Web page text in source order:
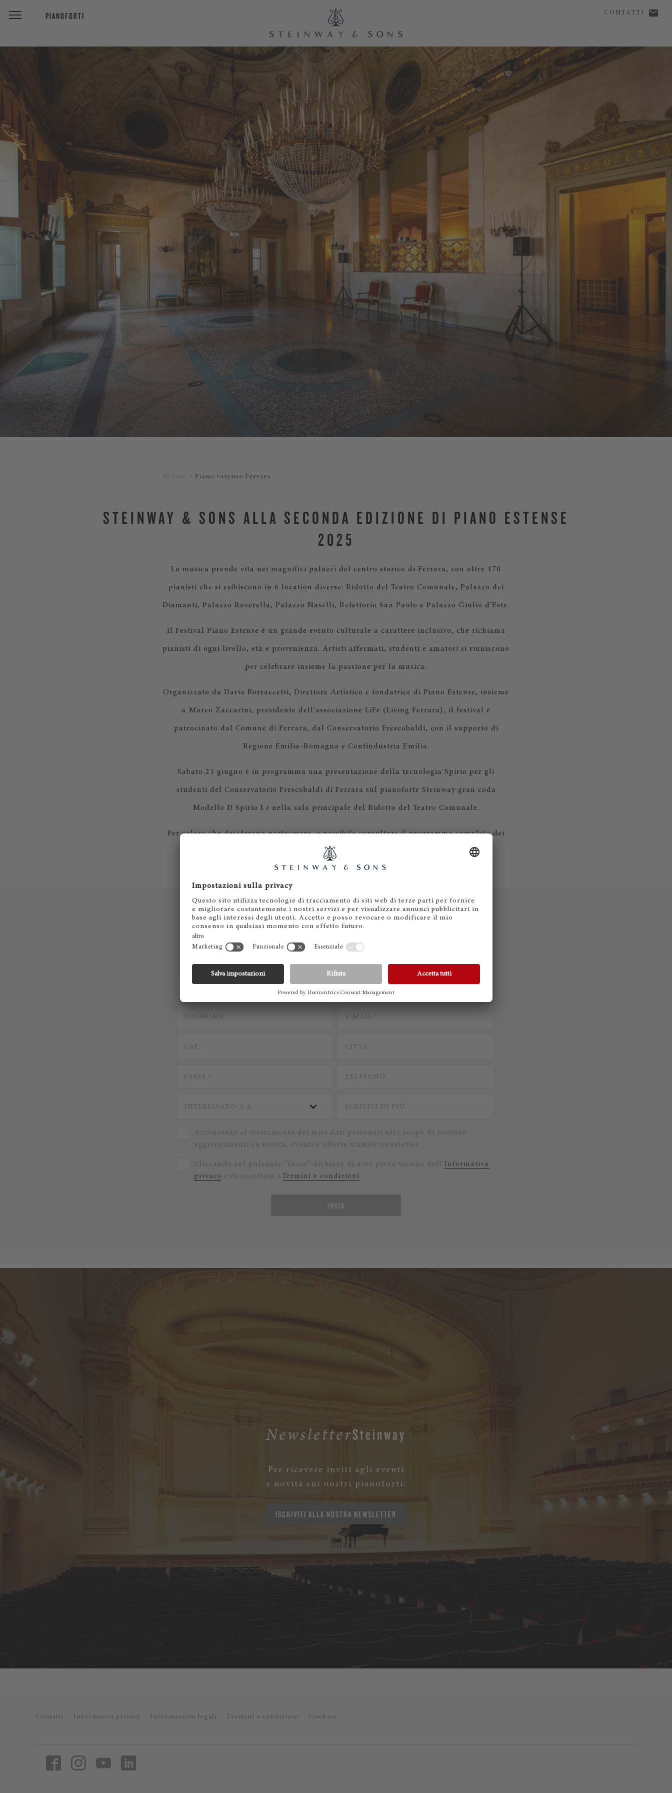
PIANOFORTI CONTATTI
Piano Estense Ferrara
STEINWAY & SONS ALLA SECONDA EDIZIONE DI PIANO ESTENSE
2025
La musica prende vita nei magnifici palazzi del centro storico di Ferrara, con oltre 170
pianisti che si esibiscono in 6 location diverse: Ridotto del Teatro Comunale, Palazzo dei
Diamanti, Palazzo Roverella, Palazzo Naselli, Refettorio San Paolo e Palazzo Giulio d'Este.
Il Festival Piano Estense è un grande evento culturale a carattere inclusivo, che richiama
pianisti di ogni livello, età e provenienza. Artisti affermati, studenti e amatori si riuniscono
per celebrare insieme la passione per la musica.
Organizzato da Ilaria Borraccetti, Direttore Artistico e fondatrice di Piano Estense, insieme
a Marco Zaccarini, presidente dell'associazione LiFe (Living Ferrara), il festival è
patrocinato dal Comune di Ferrara, dal Conservatorio Frescobaldi, con il supporto di
Regione Emilia-Romagna e Confindustria Emilia.
Sabato 21 giugno è in programma una presentazione della tecnologia Spirio per gli
studenti del Conservatorio Frescobaldi di Ferrara sul pianoforte Steinway gran coda
Modello D Spirio I r nella sala principale del Ridotto del Teatro Comunale.
Per coloro che desiderano partecipare, è possibile consultare il programma completo dei
concertia questo link
CONTATTACI
Acconsento al trattamento dei miei dati personali allo scopo di ricevere
aggiornamenti su novità, eventi e offerte tramite newsletter
Cliccando sul pulsante “Invia” dichiaro di aver preso visione dell’Informativa
privacy e di accettare i Termini e condizioni.
INVIA
NewsletterSteinway
Per ricevere inviti agli eventi
e novità sui nostri pianoforti:
ISCRIVITI ALLA NOSTRA NEWSLETTER
Contatti Informativa privacy Informazioni legali Termini e condizioni Cookies